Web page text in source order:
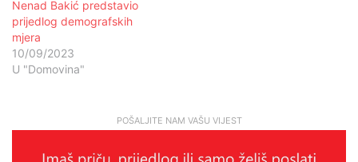
Nenad Bakić predstavio
prijedlog demografskih
mjera
10/09/2023
U "Domovina"
POŠALJITE NAM VAŠU VIJEST